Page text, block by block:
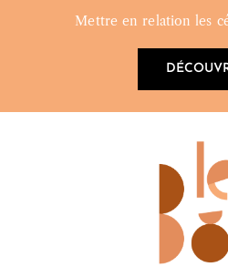
Mettre en relation les